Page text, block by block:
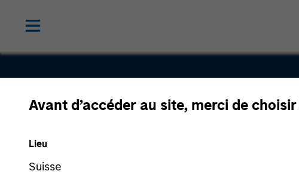
Avant d’accéder au site, merci de
Lieu
Suisse